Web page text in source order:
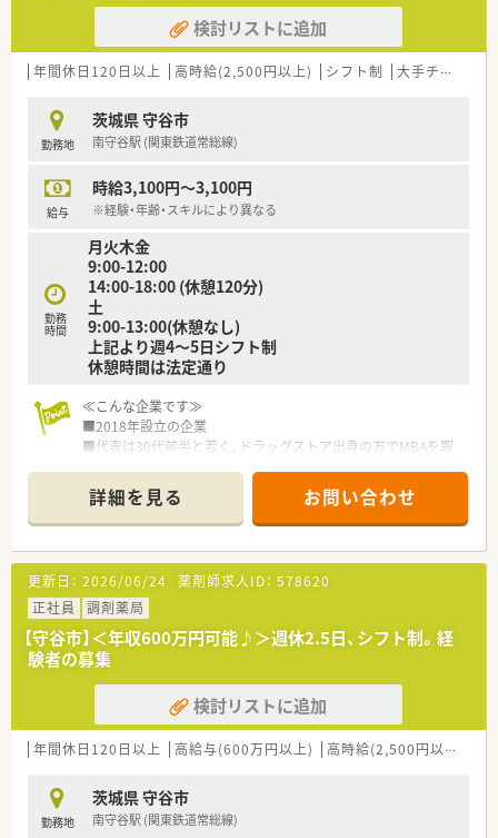
検討リストに追加
年間休日120日以上 高時給(2,500円以上) シフト制 大手チェーン以外
勤務地
茨城県 守谷市
南守谷駅 (関東鉄道常総線)
給与
時給3,100円～3,100円
※経験・年齢・スキルにより異なる
勤務
時間
月火木金
9:00-12:00
14:00-18:00 (休憩120分)
土
9:00-13:00(休憩なし)
上記より週4～5日シフト制
休憩時間は法定通り
≪こんな企業です≫
■2018年設立の企業
■代表は30代前半と若く、ドラッグストア出身の方でMBAを取
■評価制度が明確化されているため遣り甲斐を持って働ける環
境が整っています
≪こんな薬局です≫
■人気の県南エリア♪
■近隣クリニックから複数科目の処方箋応需
■患者様をお待たせしないよう従業員皆さんがテキパキ動いて
いる活気のある店舗
■週3～4日、混雑時は15分程度の残業が生じます
■マイカー通勤出来ます
≪こんな方にオススメ≫
◇仕事とプライベートのどちらも充実させたい方
◇レセプトや在宅など薬局業務を一通り対応できる方歓迎！
詳細を見る お問い合わせ
更新日： 2026/06/24 薬剤師求人ID： 578620
正社員
調剤薬局
【守谷市】＜年収600万円可能♪＞週休2.5日、シフト制。経
験者の募集
検討リストに追加
年間休日120日以上 高給与(600万円以上) 高時給(2,500円以上)
勤務地
茨城県 守谷市
南守谷駅 (関東鉄道常総線)